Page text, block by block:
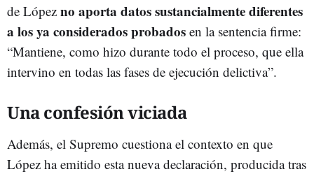
de López no aporta datos sustancialmente diferentes
a los ya considerados probados en la sentencia firme:
“Mantiene, como hizo durante todo el proceso, que ella
intervino en todas las fases de ejecución delictiva”.
Una confesión viciada
Además, el Supremo cuestiona el contexto en que
López ha emitido esta nueva declaración, producida tras